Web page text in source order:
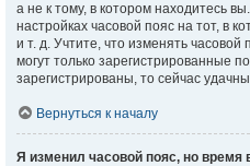
а не к тому, в котором находитесь
настройках часовой пояс на тот, в
и т. д. Учтите, что изменять часовой
могут только зарегистрированные
зарегистрированы, то сейчас
Вернуться к началу
Я изменил часовой пояс, но время